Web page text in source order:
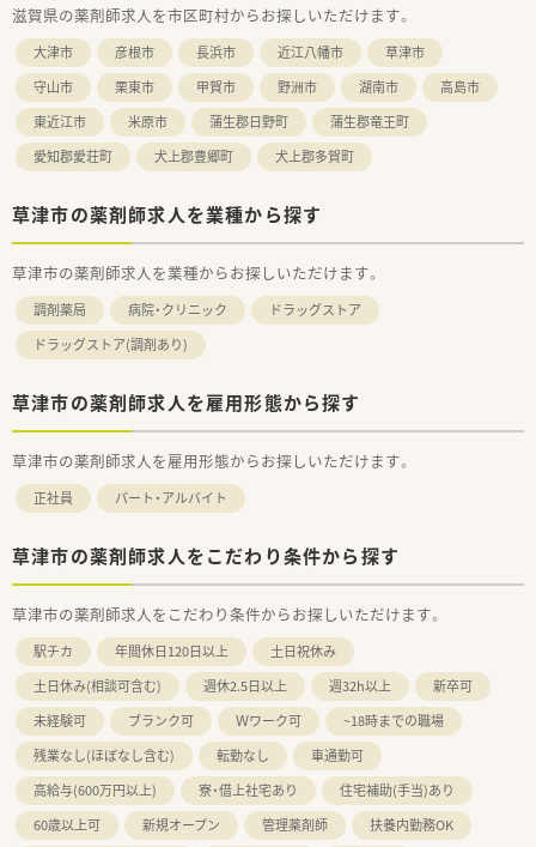
滋賀県の薬剤師求人を市区町村からお探しいただけます。
大津市 彦根市 長浜市 近江八幡市
草津市
守山市
栗東市 甲賀市 野洲市 湖南市
高島市
東近江市
米原市 蒲生郡日野町
蒲生郡竜王町
愛知郡愛荘町
犬上郡豊郷町 犬上郡多賀町
草津市の薬剤師求人を業種から探す
草津市の薬剤師求人を業種からお探しいただけます。
調剤薬局 病院・クリニック
ドラッグストア
ドラッグストア(調剤あり)
草津市の薬剤師求人を雇用形態から探す
草津市の薬剤師求人を雇用形態からお探しいただけます。
正社員 パート・アルバイト
草津市の薬剤師求人をこだわり条件から探す
草津市の薬剤師求人をこだわり条件からお探しいただけます。
駅チカ 年間休日120日以上
土日祝休み
土日休み(相談可含む)
週休2.5日以上 週32h以上
新卒可
未経験可
ブランク可 Ｗワーク可
~18時までの職場
残業なし(ほぼなし含む)
転勤なし
車通勤可
高給与(600万円以上)
寮・借上社宅あり
住宅補助(手当)あり
60歳以上可
新規オープン 管理薬剤師
扶養内勤務OK